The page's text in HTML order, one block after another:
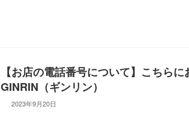
【お店の電話番号について】こちら
GINRIN（ギンリン）
2023年9月20日